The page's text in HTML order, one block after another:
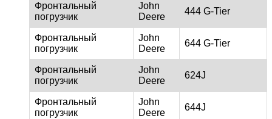
Фронтальный
погрузчик
John
Deere
444 G-Tier
Фронтальный
погрузчик
John
Deere
644 G-Tier
Фронтальный
погрузчик
John
Deere
624J
Фронтальный
погрузчик
John
Deere
644J